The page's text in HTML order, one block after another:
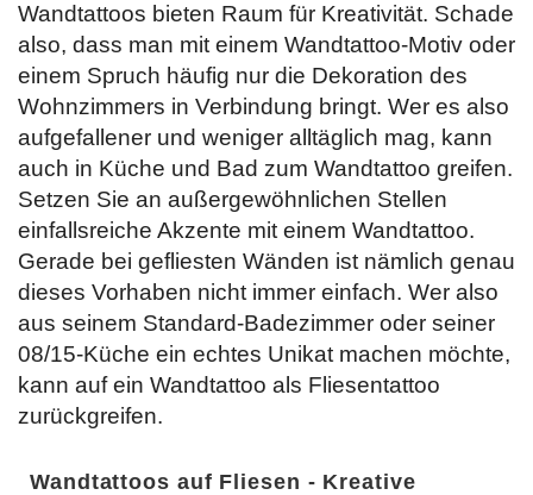
Wandtattoos bieten Raum für Kreativität. Schade
also, dass man mit einem Wandtattoo-Motiv oder
einem Spruch häufig nur die Dekoration des
Wohnzimmers in Verbindung bringt. Wer es also
aufgefallener und weniger alltäglich mag, kann
auch in Küche und Bad zum Wandtattoo greifen.
Setzen Sie an außergewöhnlichen Stellen
einfallsreiche Akzente mit einem Wandtattoo.
Gerade bei gefliesten Wänden ist nämlich genau
dieses Vorhaben nicht immer einfach. Wer also
aus seinem Standard-Badezimmer oder seiner
08/15-Küche ein echtes Unikat machen möchte,
kann auf ein Wandtattoo als Fliesentattoo
zurückgreifen.
Wandtattoos auf Fliesen - Kreative